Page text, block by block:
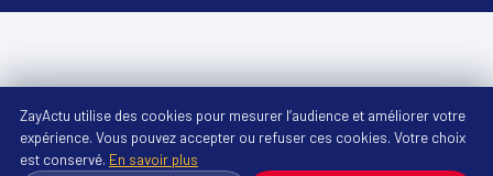
ZayActu utilise des cookies pour mesurer l’audience et améliorer votre
expérience. Vous pouvez accepter ou refuser ces cookies. Votre choix
est conservé. En savoir plus